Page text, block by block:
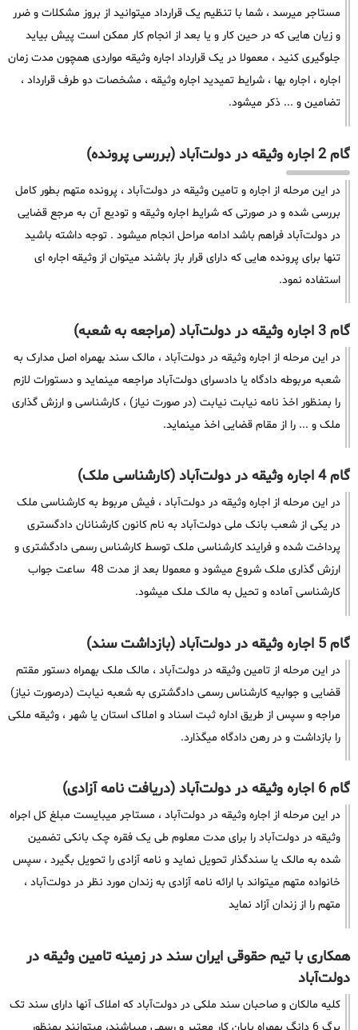
مستاجر میرسد ، شما با تنظیم یک قرارداد میتوانید از بروز مشکلات و ضرر
و زیان هایی که در حین کار و یا بعد از انجام کار ممکن است پیش بیاید
جلوگیری کنید ، معمولا در یک قرارداد اجاره وثیقه مواردی همچون مدت زمان
اجاره ، اجاره بها ، شرایط تمیدید اجاره وثیقه ، مشخصات دو طرف قرارداد ،
تضامین و ... ذکر میشود.
گام 2 اجاره وثیقه در دولت‌آباد (بررسی پرونده)
در این مرحله از اجاره و تامین وثیقه در دولت‌آباد ، پرونده متهم بطور کامل
بررسی شده و در صورتی که شرایط اجاره وثیقه و تودیع آن به مرجع قضایی
در دولت‌آباد فراهم باشد ادامه مراحل انجام میشود . توجه داشته باشید
تنها برای پرونده هایی که دارای قرار باز باشند میتوان از وثیقه اجاره ای
استفاده نمود.
گام 3 اجاره وثیقه در دولت‌آباد (مراجعه به شعبه)
در این مرحله از اجاره وثیقه در دولت‌آباد ، مالک سند بهمراه اصل مدارک به
شعبه مربوطه دادگاه یا دادسرای دولت‌آباد مراجعه مینماید و دستورات لازم
را بمنظور اخذ نامه نیابت نیابت (در صورت نیاز) ، کارشناسی و ارزش گذاری
ملک و ... را از مقام قضایی اخذ مینماید.
گام 4 اجاره وثیقه در دولت‌آباد (کارشناسی ملک)
در این مرحله از اجاره وثیقه در دولت‌آباد ، فیش مربوط به کارشناسی ملک
در یکی از شعب بانک ملی دولت‌آباد به نام کانون کارشنانان دادگستری
پرداخت شده و فرایند کارشناسی ملک توسط کارشناس رسمی دادگشتری و
ارزش گذاری ملک شروع میشود و معمولا بعد از مدت 48 ساعت جواب
کارشناسی آماده و تحیل به مالک ملک میشود.
گام 5 اجاره وثیقه در دولت‌آباد (بازداشت سند)
در این مرحله از تامین وثیقه در دولت‌آباد ، مالک ملک بهمراه دستور مقتم
قضایی و جوابیه کارشناس رسمی دادگشتری به شعبه نیابت (درصورت نیاز)
مراجه و سپس از طریق اداره ثبت اسناد و املاک استان یا شهر ، وثیقه ملکی
را بازداشت و در رهن دادگاه میگذارد.
گام 6 اجاره وثیقه در دولت‌آباد (دریافت نامه آزادی)
در این مرحله از اجاره وثیقه در دولت‌آباد ، مستاجر میبایست مبلغ کل اجراه
وثیقه در دولت‌آباد را برای مدت معلوم طی یک فقره چک بانکی تضمین
شده به مالک یا سندگذار تحویل نماید و نامه آزادی را تحویل بگیرد ، سپس
خانواده متهم میتواند با ارائه نامه آزادی به زندان مورد نظر در دولت‌آباد ،
متهم را از زندان آزاد نماید
همکاری با تیم حقوقی ایران سند در زمینه تامین وثیقه در
دولت‌آباد
کلیه مالکان و صاحبان سند ملکی در دولت‌آباد که املاک آنها دارای سند تک
برگ 6 دانگ بهمراه پایان کار معتبر و رسمی میباشند، میتوانند بمنظور